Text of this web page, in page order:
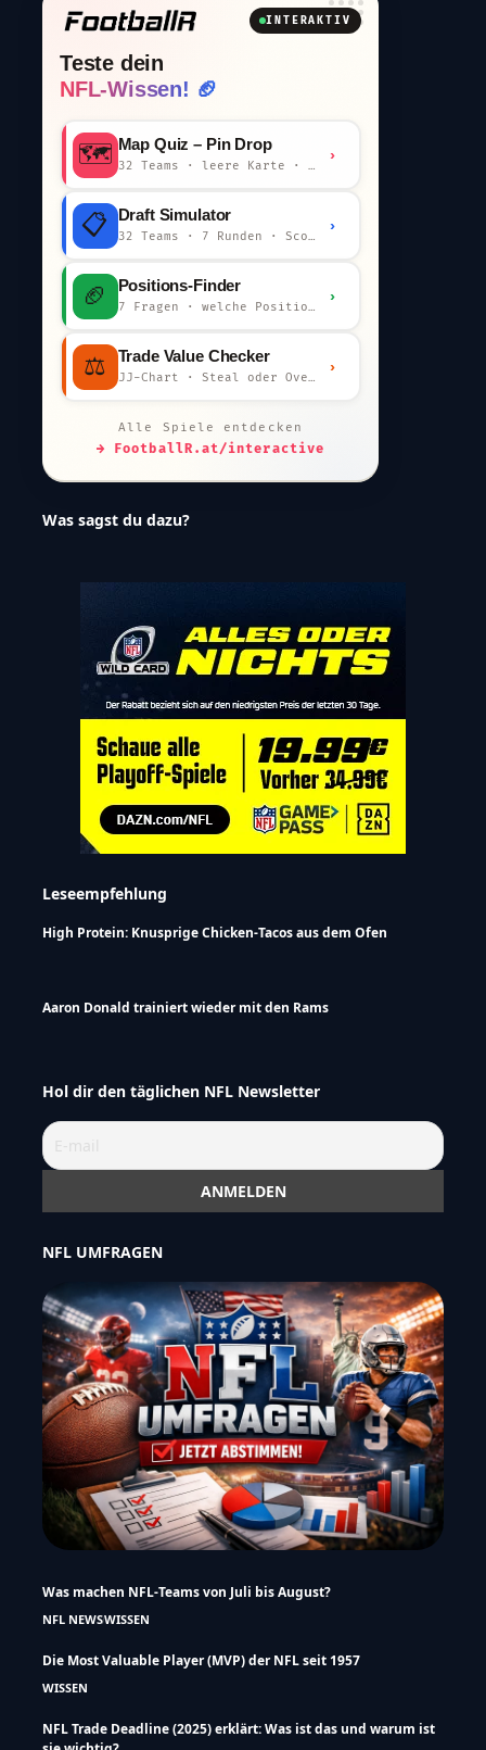
INTERAKTIV
Teste dein
NFL-Wissen! 🏈
🗺️ Map Quiz – Pin Drop
32 Teams · leere Karte · km-Wertung
›
📋 Draft Simulator
32 Teams · 7 Runden · Scout-Kommentar
›
🏈 Positions-Finder
7 Fragen · welche Position bist du?
›
⚖️ Trade Value Checker
JJ-Chart · Steal oder Overpay?
›
Alle Spiele entdecken
→ FootballR.at/interactive
Was sagst du dazu?
Leseempfehlung
High Protein: Knusprige Chicken-Tacos aus dem Ofen
Aaron Donald trainiert wieder mit den Rams
Hol dir den täglichen NFL Newsletter
NFL UMFRAGEN
Was machen NFL-Teams von Juli bis August?
NFL NEWSWISSEN
Die Most Valuable Player (MVP) der NFL seit 1957
WISSEN
NFL Trade Deadline (2025) erklärt: Was ist das und warum ist